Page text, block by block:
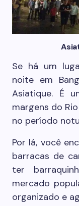
Se há um
noite em
Asiatique. É
margens do
no período
Por lá, você
barracas de
ter
mercado
organizado e